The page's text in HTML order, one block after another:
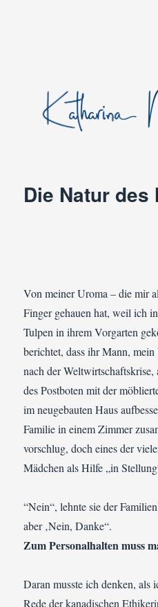
Die Natur des
Von meiner Uroma – die mir
Finger gehauen hat, weil ich
Tulpen in ihrem Vorgarten
berichtet, dass ihr Mann,
nach der Weltwirtschaftskrise,
des Postboten mit der
im neugebauten Haus
Familie in einem Zimmer
vorschlug, doch eines der
Mädchen als Hilfe „in
“Nein“, lehnte sie der
aber ‚Nein, Danke“.
Zum Personalhalten muss
Daran musste ich denken, als
Rede der kanadischen